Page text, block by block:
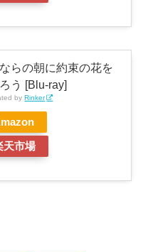
らの朝に約束の花を
う [Blu-ray]
by Rinker
天市場